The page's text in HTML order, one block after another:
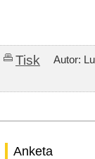
Tisk
Autor:
Anketa